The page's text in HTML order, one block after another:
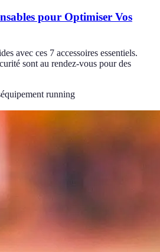
pour Optimiser Vos
avec ces 7 accessoires essentiels.
sont au rendez-vous pour des
équipement running